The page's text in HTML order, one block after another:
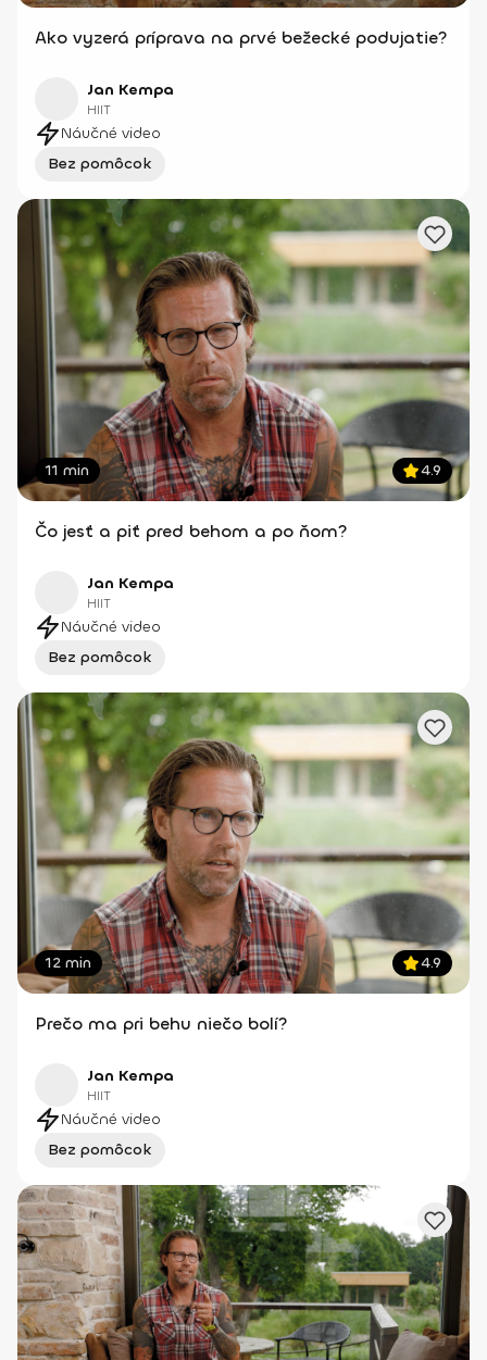
Ako vyzerá príprava na prvé bežecké podujatie?
Jan Kempa
HIIT
Náučné video
Bez pomôcok
11 min 4.9
Čo jesť a piť pred behom a po ňom?
Jan Kempa
HIIT
Náučné video
Bez pomôcok
12 min 4.9
Prečo ma pri behu niečo bolí?
Jan Kempa
HIIT
Náučné video
Bez pomôcok